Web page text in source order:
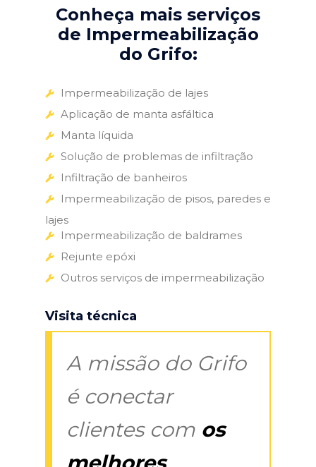
Conheça mais serviços
de Impermeabilização
do Grifo:
Impermeabilização de lajes
Aplicação de manta asfáltica
Manta líquida
Solução de problemas de infiltração
Infiltração de banheiros
Impermeabilização de pisos, paredes e
lajes
Impermeabilização de baldrames
Rejunte epóxi
Outros serviços de impermeabilização
Visita técnica
A missão do Grifo
é conectar
clientes com os
melhores